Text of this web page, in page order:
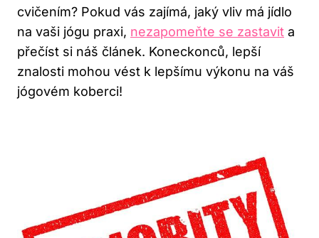
cvičením? Pokud vás⁣ zajímá, jaký vliv má ⁣jídlo
na ⁢vaši jógu ⁤praxi, nezapomeňte se zastavit a
přečíst si náš článek. Koneckonců, lepší
znalosti mohou vést ‍k lepšímu výkonu na váš
jógovém koberci!